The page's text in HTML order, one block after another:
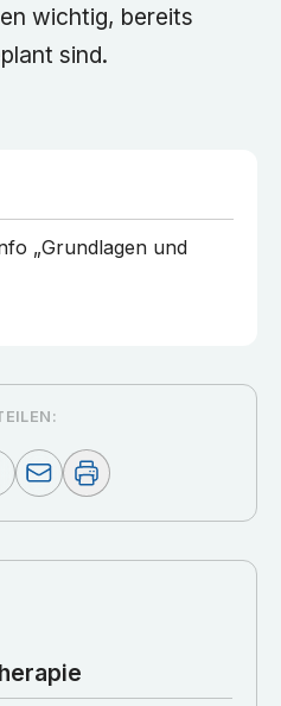
wichtig, bereits
sind.
„Grundlagen und